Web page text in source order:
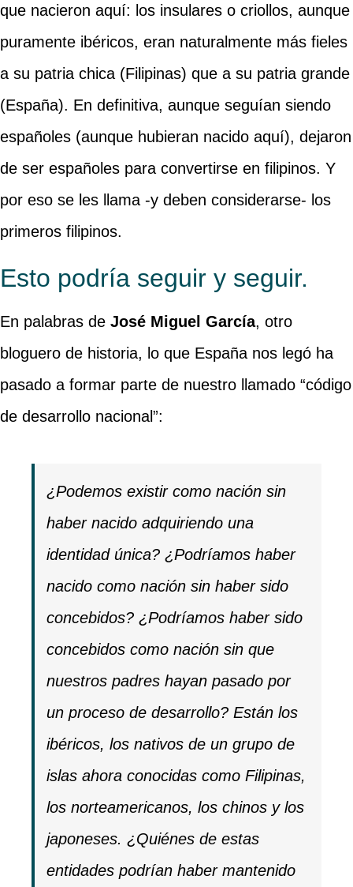
que nacieron aquí: los insulares o criollos, aunque
puramente ibéricos, eran naturalmente más fieles
a su patria chica (Filipinas) que a su patria grande
(España). En definitiva, aunque seguían siendo
españoles (aunque hubieran nacido aquí), dejaron
de ser españoles para convertirse en filipinos. Y
por eso se les llama -y deben considerarse- los
primeros filipinos.
Esto podría seguir y seguir.
En palabras de José Miguel García, otro
bloguero de historia, lo que España nos legó ha
pasado a formar parte de nuestro llamado “código
de desarrollo nacional”:
¿Podemos existir como nación sin
haber nacido adquiriendo una
identidad única? ¿Podríamos haber
nacido como nación sin haber sido
concebidos? ¿Podríamos haber sido
concebidos como nación sin que
nuestros padres hayan pasado por
un proceso de desarrollo? Están los
ibéricos, los nativos de un grupo de
islas ahora conocidas como Filipinas,
los norteamericanos, los chinos y los
japoneses. ¿Quiénes de estas
entidades podrían haber mantenido